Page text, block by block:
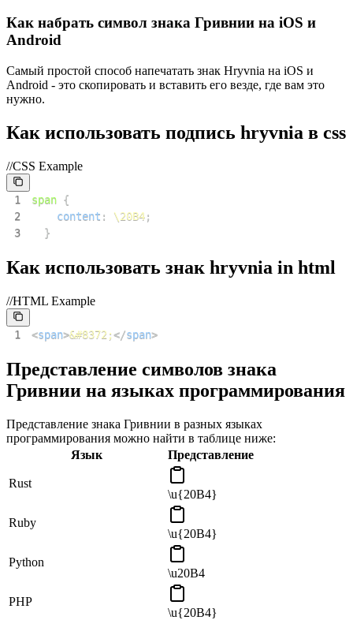
Как набрать символ знака Гривнии на iOS и
Android
Самый простой способ напечатать знак Hryvnia на iOS и
Android - это скопировать и вставить его везде, где вам это
нужно.
Как использовать подпись hryvnia в css
//CSS Example
1 span {
2
content : \20B4;
3
}
Как использовать знак hryvnia in html
//HTML Example
1 <span>&#8372;</span>
Представление символов знака
Гривнии на языках программирования
Представление знака Гривнии в разных языках
программирования можно найти в таблице ниже:
Язык
Представление
Rust
\u{20B4}
Ruby
\u{20B4}
Python
\u20B4
PHP
\u{20B4}